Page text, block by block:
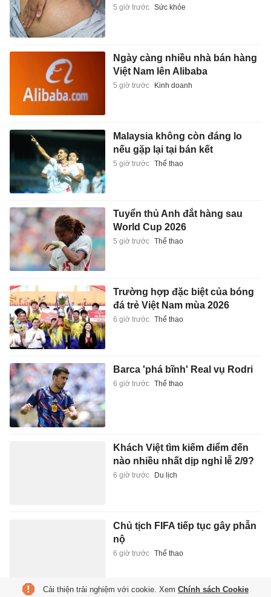
5 giờ trước Sức khỏe
Ngày càng nhiều nhà bán hàng
Việt Nam lên Alibaba
5 giờ trước Kinh doanh
Malaysia không còn đáng lo
nếu gặp lại tại bán kết
5 giờ trước Thể thao
Tuyển thủ Anh đắt hàng sau
World Cup 2026
5 giờ trước Thể thao
Trường hợp đặc biệt của bóng
đá trẻ Việt Nam mùa 2026
6 giờ trước Thể thao
Barca 'phá bĩnh' Real vụ Rodri
6 giờ trước Thể thao
Khách Việt tìm kiếm điểm đến
nào nhiều nhất dịp nghỉ lễ 2/9?
6 giờ trước Du lịch
Chủ tịch FIFA tiếp tục gây phẫn
nộ
6 giờ trước Thể thao
Cải thiện trải nghiệm với cookie. Xem Chính sách Cookie